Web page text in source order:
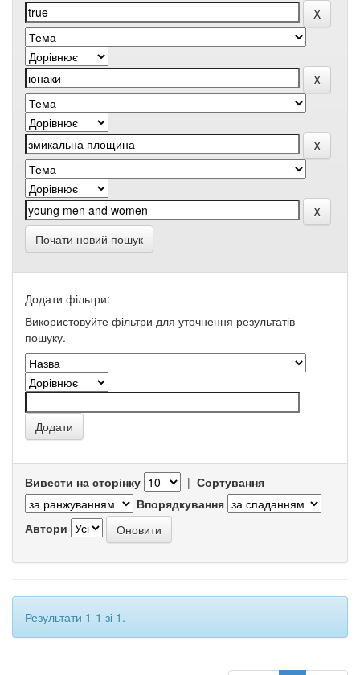
Почати новий пошук
Додати фільтри:
Використовуйте фільтри для уточнення результатів
пошуку.
Вивести на сторінку | Сортування
Впорядкування
Автори
Результати 1-1 зі 1.